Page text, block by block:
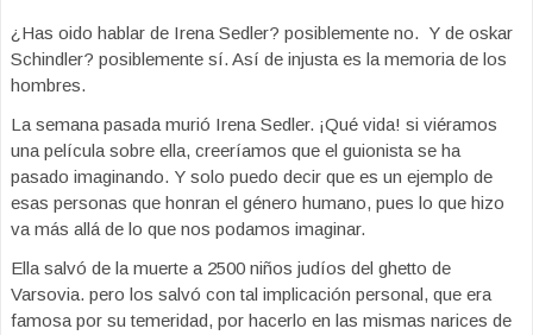
¿Has oido hablar de Irena Sedler? posiblemente no. Y de oskar
Schindler? posiblemente sí. Así de injusta es la memoria de los
hombres.
La semana pasada murió Irena Sedler. ¡Qué vida! si viéramos
una película sobre ella, creeríamos que el guionista se ha
pasado imaginando. Y solo puedo decir que es un ejemplo de
esas personas que honran el género humano, pues lo que hizo
va más allá de lo que nos podamos imaginar.
Ella salvó de la muerte a 2500 niños judíos del ghetto de
Varsovia. pero los salvó con tal implicación personal, que era
famosa por su temeridad, por hacerlo en las mismas narices de